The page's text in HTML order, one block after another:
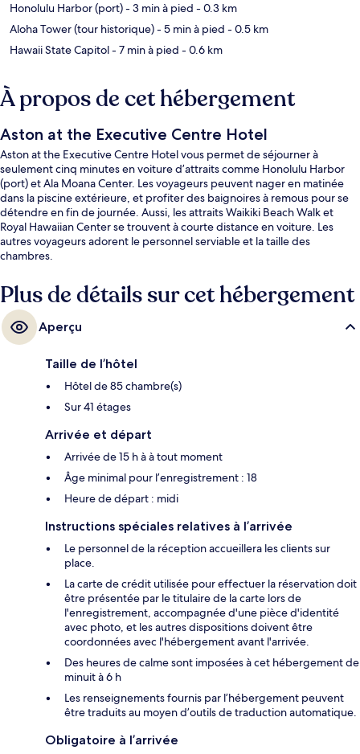
Honolulu Harbor (port)- 3 min à pied - 0.3 km
Aloha Tower (tour historique)- 5 min à pied - 0.5 km
Hawaii State Capitol- 7 min à pied - 0.6 km
À propos de cet hébergement
Aston at the Executive Centre Hotel
Aston at the Executive Centre Hotel vous permet de séjourner à
seulement cinq minutes en voiture d’attraits comme Honolulu Harbor
(port) et Ala Moana Center. Les voyageurs peuvent nager en matinée
dans la piscine extérieure, et profiter des baignoires à remous pour se
détendre en fin de journée. Aussi, les attraits Waikiki Beach Walk et
Royal Hawaiian Center se trouvent à courte distance en voiture. Les
autres voyageurs adorent le personnel serviable et la taille des
chambres.
Plus de détails sur cet hébergement
Aperçu
Taille de l’hôtel
Hôtel de 85 chambre(s)
Sur 41 étages
Arrivée et départ
Arrivée de 15 h à à tout moment
Âge minimal pour l’enregistrement : 18
Heure de départ : midi
Instructions spéciales relatives à l’arrivée
Le personnel de la réception accueillera les clients sur
place.
La carte de crédit utilisée pour effectuer la réservation doit
être présentée par le titulaire de la carte lors de
l'enregistrement, accompagnée d'une pièce d'identité
avec photo, et les autres dispositions doivent être
coordonnées avec l'hébergement avant l'arrivée.
Des heures de calme sont imposées à cet hébergement de
minuit à 6 h
Les renseignements fournis par l’hébergement peuvent
être traduits au moyen d’outils de traduction automatique.
Obligatoire à l’arrivée